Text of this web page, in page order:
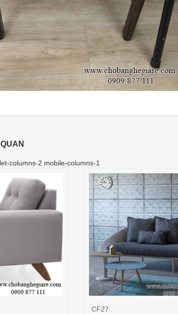
columns-2 mobile-columns-1
CF27